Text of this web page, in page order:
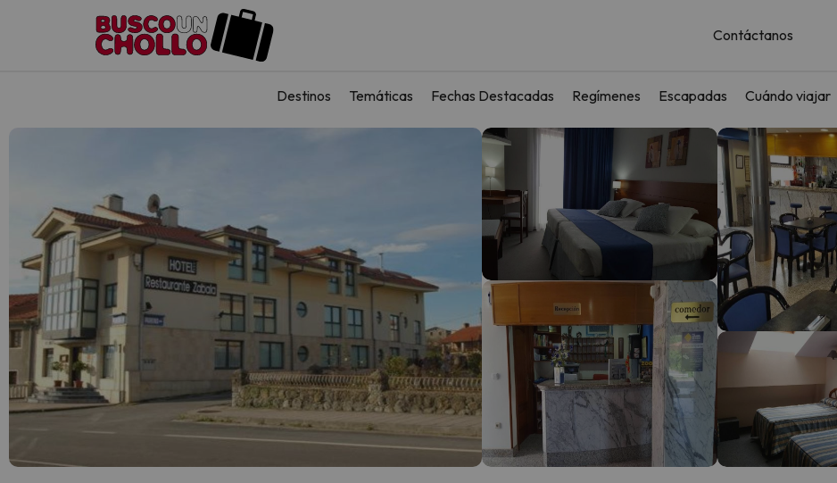
Contáctanos
Destinos Temáticas Fechas Destacadas Regímenes Escapadas Cuándo viajar